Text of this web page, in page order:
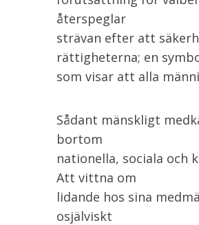
återspeglar
strävan efter att
rättigheterna; en
som visar att alla
Sådant mänskligt
bortom
nationella, sociala och
Att vittna om
lidande hos sina
osjälviskt